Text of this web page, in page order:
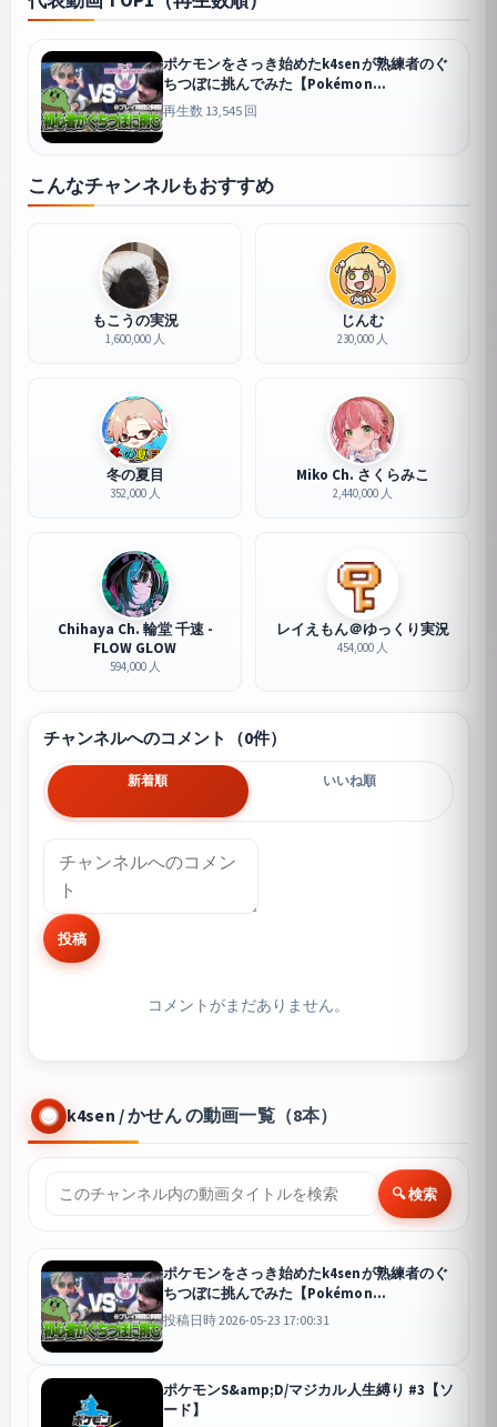
ポケモンをさっき始めたk4senが熟練者のぐ
ちつぼに挑んでみた【Pokémon
Champions】
再生数 13,545 回
こんなチャンネルもおすすめ
もこうの実況
1,600,000 人
じんむ
230,000 人
冬の夏目
352,000 人
Miko Ch. さくらみこ
2,440,000 人
Chihaya Ch. 輪堂 千速 -
FLOW GLOW
594,000 人
レイえもん＠ゆっくり実況
454,000 人
チャンネルへのコメント（0件）
新着順 いいね順
投稿
コメントがまだありません。
k4sen / かせん の動画一覧（8本）
🔍 検索
ポケモンをさっき始めたk4senが熟練者のぐ
ちつぼに挑んでみた【Pokémon
Champions】
チャンピオンズ
投稿日時 2026-05-23 17:00:31
ポケモンS&amp;D/マジカル人生縛り #3【ソ
ード】